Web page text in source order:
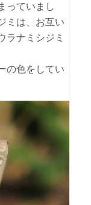
っていまし
ミは、お互い
ラナミシジミ
の色をしてい